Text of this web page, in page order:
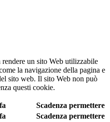
rendere un sito Web utilizzabile
la navigazione della pagina e
sito web. Il sito Web non può
questi cookie.
Scadenza permettere
Scadenza permettere